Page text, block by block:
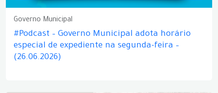
Governo Municipal
#Podcast – Governo Municipal adota horário
especial de expediente na segunda-feira –
(26.06.2026)